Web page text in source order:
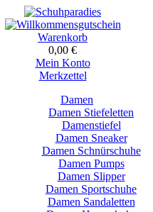
Warenkorb
0,00 €
Mein Konto
Merkzettel
Damen
Damen Stiefeletten
Damenstiefel
Damen Sneaker
Damen Schnürschuhe
Damen Pumps
Damen Slipper
Damen Sportschuhe
Damen Sandaletten